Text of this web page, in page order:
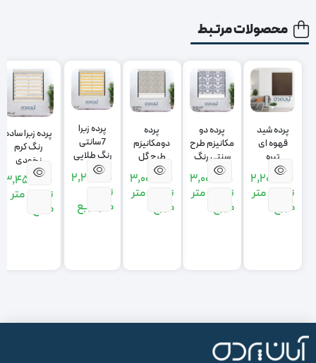
محصولات مرتبط
پرده شید
قهوه ای
تیره
2,200,000
تومان
متر
مربع
پرده دو
مکانیزم طرح
سنتی رنگ
طوسی تیره
3,000,000
تومان
متر
مربع
پرده
دومکانیزم
طرح گل
داماسک
رنگ کرم
3,000,000
تومان
متر
مربع
پرده زبرا
7سانتی
رنگ طلایی
زرد
2,210,000
تومان
متر مربع
پرده زبرا ساده
رنگ کرم
نخودی
3,450,000
تومان
متر
مربع